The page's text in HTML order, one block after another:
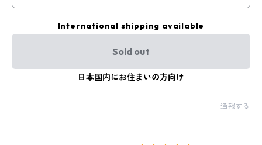
International shipping available
Sold out
日本国内にお住まいの方向け
通報する